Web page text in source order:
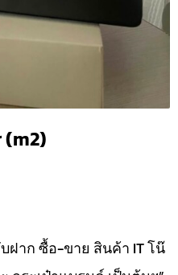
(m2)
ฝาก ซื้อ-ขาย สินค้า IT โน๊